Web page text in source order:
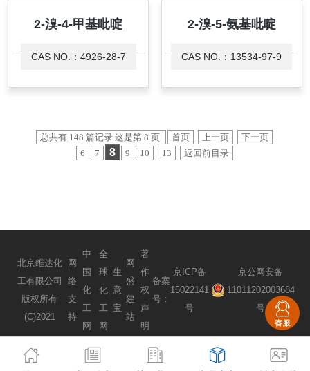
2-溴-4-甲基吡啶
CAS NO.：4926-28-7
2-溴-5-氨基吡啶
CAS NO.：13534-97-9
总共有 148 篇记录 这是第 8 页 首页 上一页
下一页
6
7 8 9 10 13 返回前目录
北京维达化
工有限公司
版权所有
(C)2021
网
络
支
持
中
国
化
工
网
全
球
化
工
网
生
意
宝
网
盛
建
站
著
作
权
声
明
备案
号：
京ICP备
15022141
号
京公网安备
11011202003684
号